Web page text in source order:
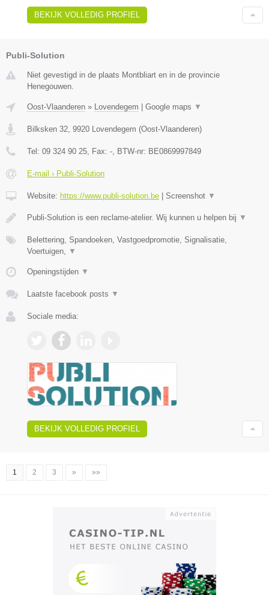
BEKIJK VOLLEDIG PROFIEL
Publi-Solution
Niet gevestigd in de plaats Montbliart en in de provincie
Henegouwen.
Oost-Vlaanderen » Lovendegem Google maps ▼
Bilksken 32, 9920 Lovendegem (Oost-Vlaanderen)
Tel: 09 324 90 25, Fax: -, BTW-nr: BE0869997849
E-mail › Publi-Solution
Website: https://www.publi-solution.be Screenshot ▼
Publi-Solution is een reclame-atelier. Wij kunnen u helpen bij ▼
Belettering, Spandoeken, Vastgoedpromotie, Signalisatie,
Voertuigen, ▼
Openingstijden ▼
Laatste facebook posts ▼
Sociale media:
BEKIJK VOLLEDIG PROFIEL
1 2 3 » »»